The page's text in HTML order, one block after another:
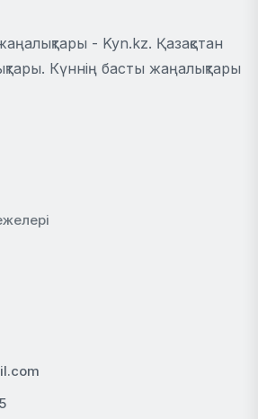
- Kyn.kz. Қазақстан
Күннің басты жаңалықтары